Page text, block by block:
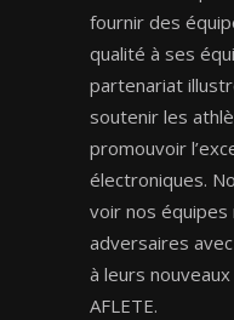
fournir des
qualité à ses
partenariat
soutenir les
promouvoir
électroniques.
voir nos
adversaires
à leurs
AFLETE.